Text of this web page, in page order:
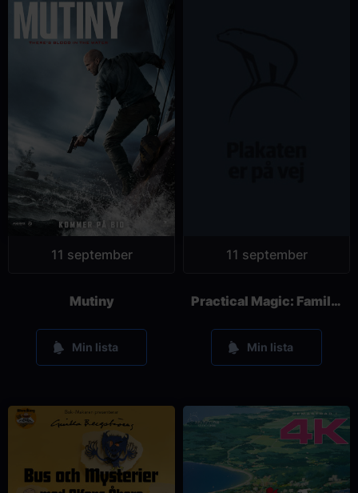
11 september
Mutiny
Min lista
11 september
Practical Magic: Family Legacy
Min lista